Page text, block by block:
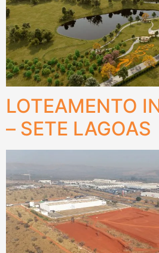
LOTEAMENTO
– SETE LAGOAS